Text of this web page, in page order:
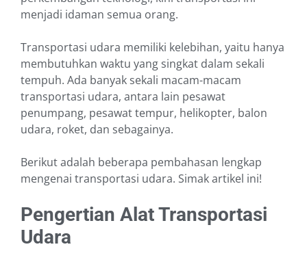
menjadi idaman semua orang.
Transportasi udara memiliki kelebihan, yaitu hanya
membutuhkan waktu yang singkat dalam sekali
tempuh. Ada banyak sekali macam-macam
transportasi udara, antara lain pesawat
penumpang, pesawat tempur, helikopter, balon
udara, roket, dan sebagainya.
Berikut adalah beberapa pembahasan lengkap
mengenai transportasi udara. Simak artikel ini!
Pengertian Alat Transportasi
Udara